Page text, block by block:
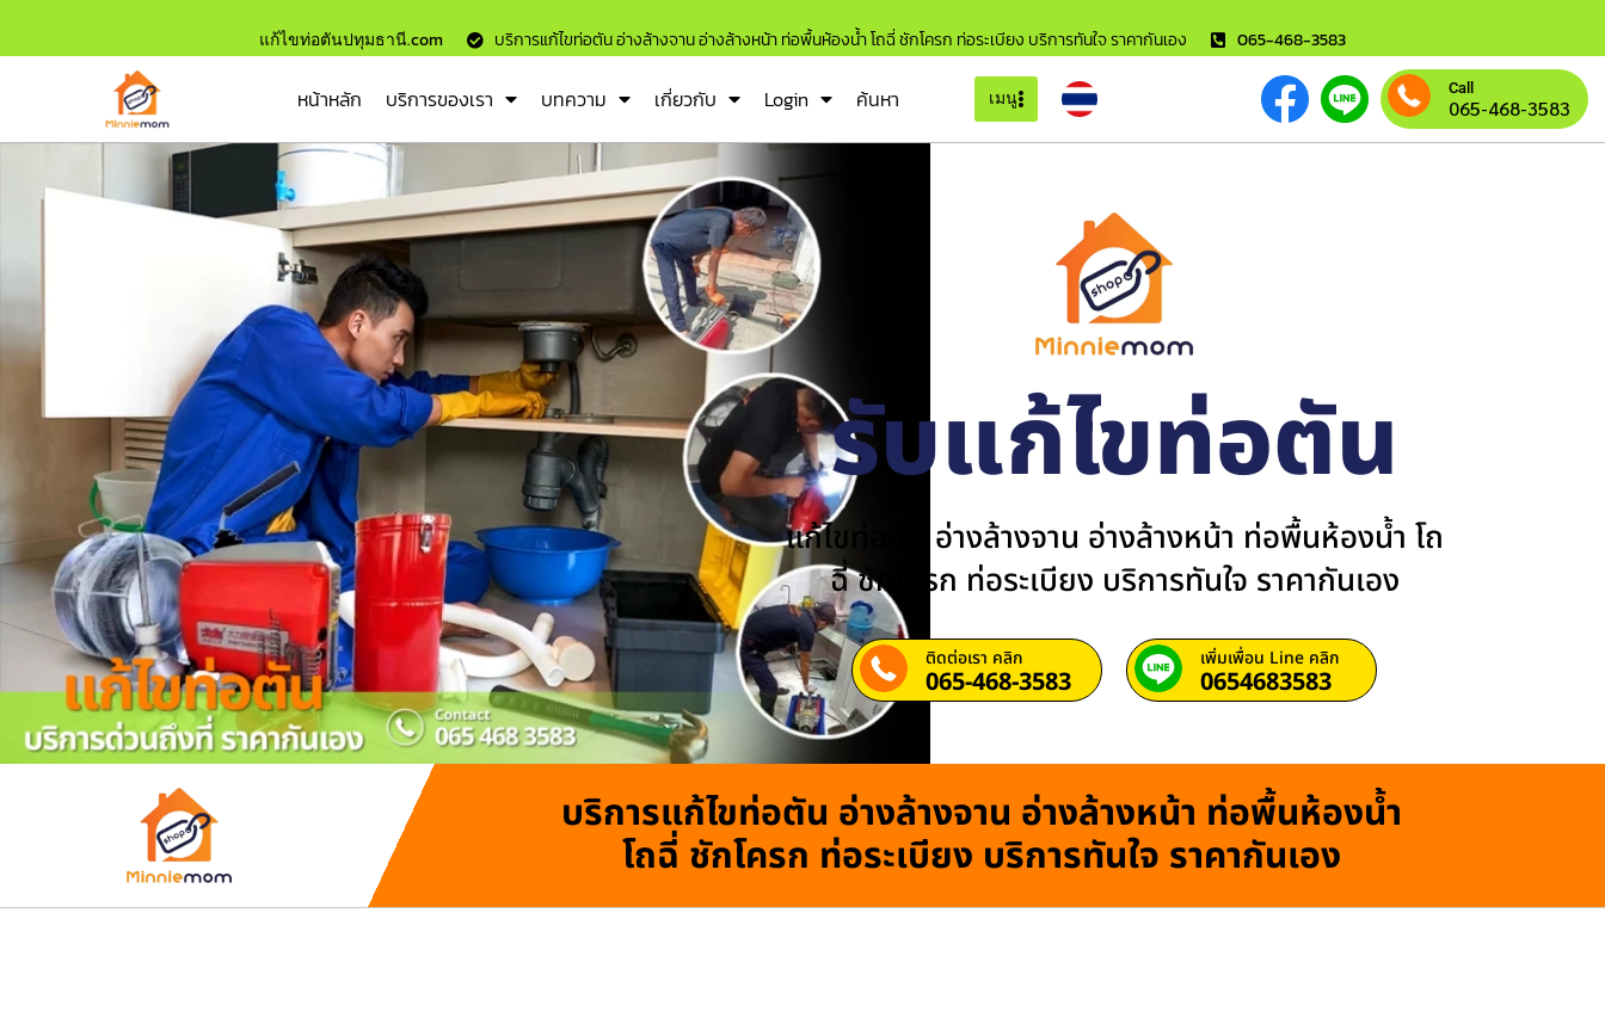
แก้ไขท่อตันปทุมธานี.com บริการแก้ไขท่อตัน อ่างล้างจาน อ่างล้างหน้า ท่อพื้นห้องน้ำ โถฉี่ ชักโครก ท่อระเบียง บริการทันใจ ราคากันเอง 065-468-3583
หน้าหลัก บริการของเรา บทความ เกี่ยวกับ Login ค้นหา เมนู Call
065-468-3583
รับแก้ไขท่อตัน
แก้ไขท่อตัน อ่างล้างจาน อ่างล้างหน้า ท่อพื้นห้องน้ำ โถ
ฉี่ ชักโครก ท่อระเบียง บริการทันใจ ราคากันเอง
ติดต่อเรา คลิก
065-468-3583
เพิ่มเพื่อน Line คลิก
0654683583
บริการแก้ไขท่อตัน อ่างล้างจาน อ่างล้างหน้า ท่อพื้นห้องน้ำ
โถฉี่ ชักโครก ท่อระเบียง บริการทันใจ ราคากันเอง